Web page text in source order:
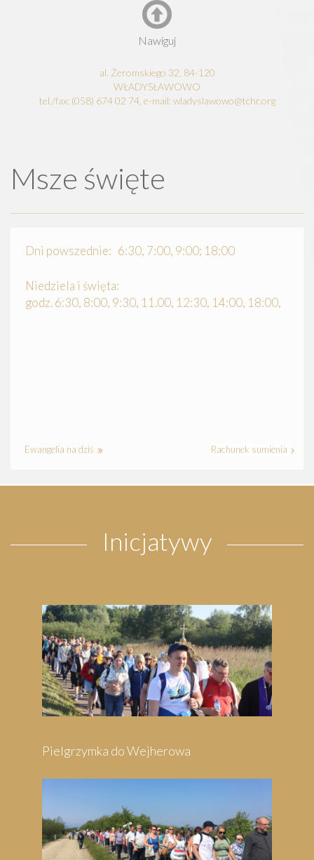
Nawiguj
al. Żeromskiego 32, 84-120
WŁADYSŁAWOWO
tel./fax: (058) 674 02 74, e-mail: wladyslawowo@tchr.org
Msze święte
Dni powszednie: 6:30, 7:00, 9:00; 18:00
Niedziela i święta:
godz. 6:30, 8:00, 9:30, 11.00, 12:30, 14:00, 18:00,
Ewangelia na dziś Rachunek sumienia
Inicjatywy
Pielgrzymka do Wejherowa